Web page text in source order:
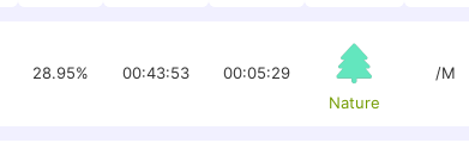
28.95% 00:43:53
00:05:29
Nature
/M